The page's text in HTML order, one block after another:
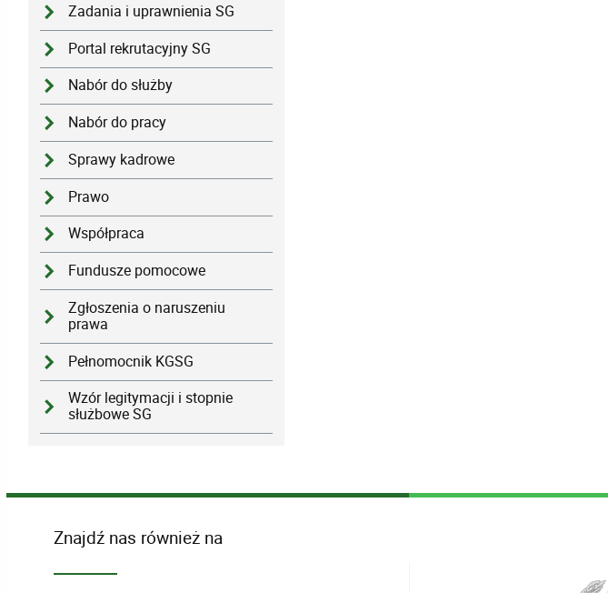
Zadania i uprawnienia SG
Portal rekrutacyjny SG
Nabór do służby
Nabór do pracy
Sprawy kadrowe
Prawo
Współpraca
Fundusze pomocowe
Zgłoszenia o naruszeniu
prawa
Pełnomocnik KGSG
Wzór legitymacji i stopnie
służbowe SG
Znajdź nas również na